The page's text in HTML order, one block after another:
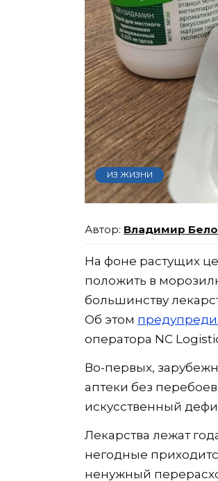
ИЗ ЖИЗНИ
Владимир
На фоне растущих
положить в
большинству
Об этом
оператора NC
Во-первых,
аптеки без
искусственный
Лекарства лежат
негодные
ненужный